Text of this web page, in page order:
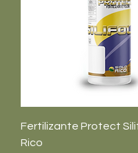
Fertilizante Protect
Rico